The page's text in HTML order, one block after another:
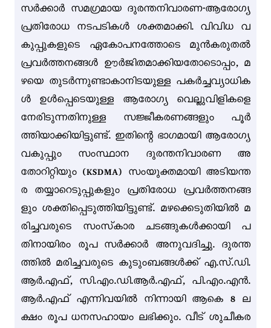
സർക്കാർ സമഗ്രമായ ദുരന്തനിവാരണ-ആരോഗ്യ
പ്രതിരോധ നടപടികൾ ശക്തമാക്കി. വിവിധ വ
കുപ്പുകളുടെ ഏകോപനത്തോടെ മുൻകരുതൽ
പ്രവർത്തനങ്ങൾ ഊർജിതമാക്കിയതോടൊപ്പം, മ
ഴയെ തുടർന്നുണ്ടാകാനിടയുള്ള പകർച്ചവ്യാധിക
ൾ ഉൾപ്പെടെയുള്ള ആരോഗ്യ വെല്ലുവിളികളെ
നേരിടുന്നതിനുള്ള സജ്ജീകരണങ്ങളും പൂർ
ത്തിയാക്കിയിട്ടുണ്ട്. ഇതിന്റെ ഭാഗമായി ആരോഗ്യ
വകുപ്പും സംസ്ഥാന ദുരന്തനിവാരണ അ
തോറിറ്റിയും (KSDMA) സംയുക്തമായി അടിയന്ത
ര തയ്യാറെടുപ്പുകളും പ്രതിരോധ പ്രവർത്തനങ്ങ
ളും ശക്തിപ്പെടുത്തിയിട്ടുണ്ട്. മഴക്കെടുതിയിൽ മ
രിച്ചവരുടെ സംസ്‌കാര ചടങ്ങുകൾക്കായി പ
തിനായിരം രൂപ സർക്കാർ അനുവദിച്ചു. ദുരന്ത
ത്തിൽ മരിച്ചവരുടെ കുടുംബങ്ങൾക്ക് എ.സ്.ഡി.
ആർ.എഫ്, സി.എം.ഡി.ആർ.എഫ്, പി.എം.എൻ.
ആർ.എഫ് എന്നിവയിൽ നിന്നായി ആകെ 8 ല
ക്ഷം രൂപ ധനസഹായം ലഭിക്കും. വീട് ശുചീകര